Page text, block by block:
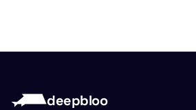
deepbloo